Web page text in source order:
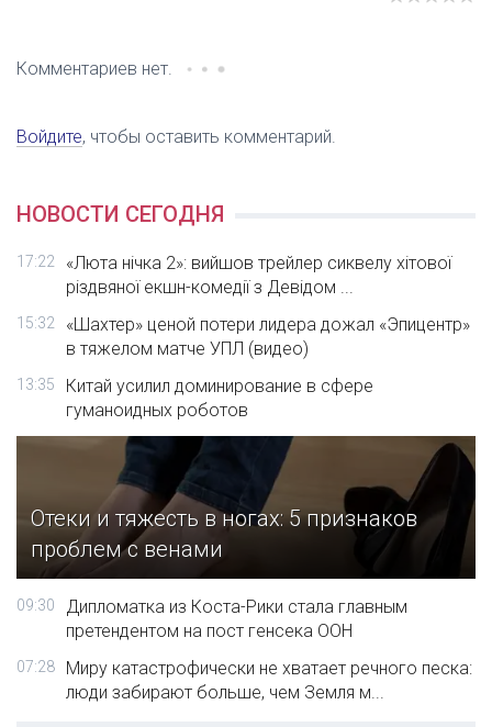
Комментариев нет.
Войдите, чтобы оставить комментарий.
НОВОСТИ СЕГОДНЯ
17:22
«Люта нічка 2»: вийшов трейлер сиквелу хітової
різдвяної екшн-комедії з Девідом ...
15:32
«Шахтер» ценой потери лидера дожал «Эпицентр»
в тяжелом матче УПЛ (видео)
13:35
Китай усилил доминирование в сфере
гуманоидных роботов
Отеки и тяжесть в ногах: 5 признаков
проблем с венами
09:30
Дипломатка из Коста-Рики стала главным
претендентом на пост генсека ООН
07:28
Миру катастрофически не хватает речного песка:
люди забирают больше, чем Земля м...